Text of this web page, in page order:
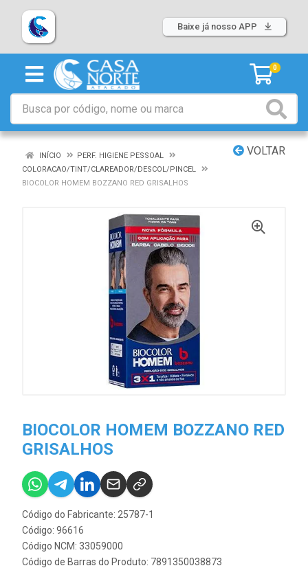
Baixe já nosso APP
0
VOLTAR
INÍCIO
PERF. HIGIENE PESSOAL
COLORACAO/TINT/CLAREADOR/DESCOL/PINCEL
BIOCOLOR HOMEM BOZZANO RED GRISALHOS
BIOCOLOR HOMEM BOZZANO RED
GRISALHOS
Código do Fabricante: 25787-1
Código: 96616
Código NCM: 33059000
Código de Barras do Produto: 7891350038873